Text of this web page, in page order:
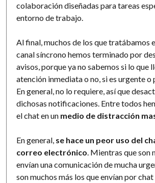
colaboración diseñadas para tareas
entorno de trabajo.
Al final, muchos de los que tratábamos
canal síncrono hemos terminado por
avisos, porque ya no sabemos si lo que
atención inmediata o no, si es urgente o
En general, no lo requiere, así que
dichosas notificaciones. Entre todos
el chat en un medio de distracción
En general, se hace un peor uso del
correo electrónico. Mientras que son
envían una comunicación de mucha
son muchos más los que envían por